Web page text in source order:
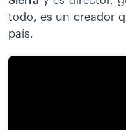
todo, es un creador
país.